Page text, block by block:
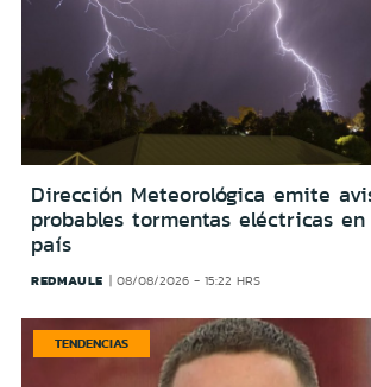
Dirección Meteorológica emite
probables tormentas eléctricas
país
REDMAULE 08/08/2026 - 15:22 HRS
TENDENCIAS